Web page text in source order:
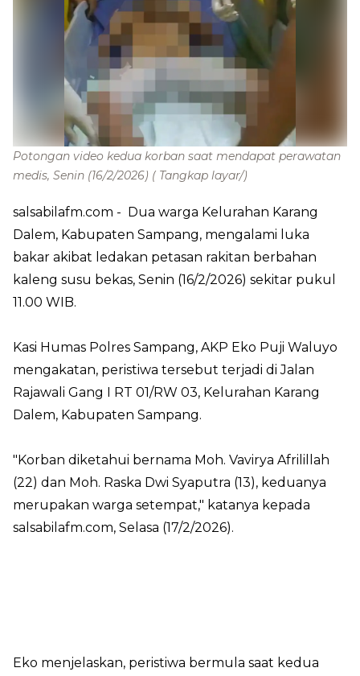
Potongan video kedua korban saat mendapat perawatan
medis, Senin (16/2/2026) ( Tangkap layar/)
salsabilafm.com - Dua warga Kelurahan Karang
Dalem, Kabupaten Sampang, mengalami luka
bakar akibat ledakan petasan rakitan berbahan
kaleng susu bekas, Senin (16/2/2026) sekitar pukul
11.00 WIB.
Kasi Humas Polres Sampang, AKP Eko Puji Waluyo
mengakatan, peristiwa tersebut terjadi di Jalan
Rajawali Gang I RT 01/RW 03, Kelurahan Karang
Dalem, Kabupaten Sampang.
"Korban diketahui bernama Moh. Vavirya Afrilillah
(22) dan Moh. Raska Dwi Syaputra (13), keduanya
merupakan warga setempat," katanya kepada
salsabilafm.com, Selasa (17/2/2026).
Eko menjelaskan, peristiwa bermula saat kedua